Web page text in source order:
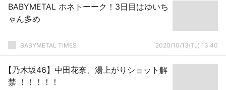
BABYMETAL ホネトーーク！3日目はゆいち
ゃん多め
BABYMETAL TIMES 2020/10/13(Tu) 13:40
【乃木坂46】中田花奈、湯上がりショット解
禁 ！！！！！